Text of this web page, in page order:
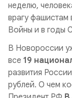
неделю,
врагу фашистам
Войны и в годы
В Новороссии
все 19
развития
рублей. О чем